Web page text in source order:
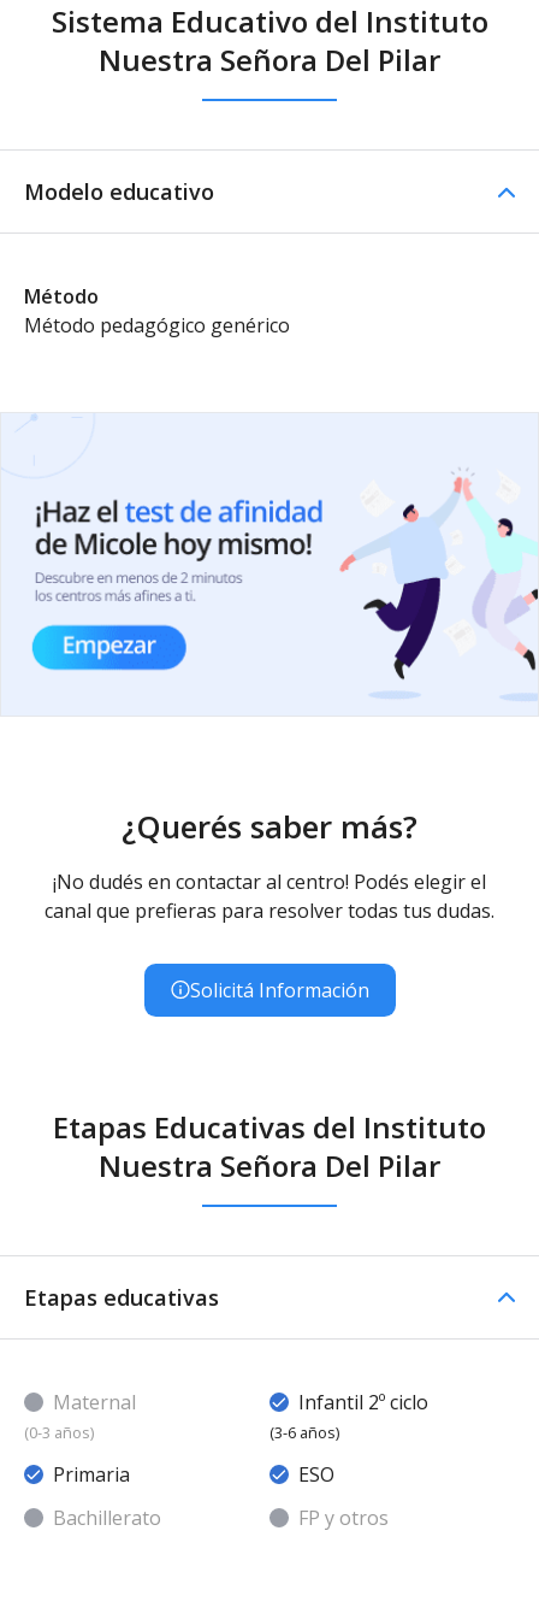
Sistema Educativo del Instituto
Nuestra Señora Del Pilar
Modelo educativo
Método
Método pedagógico genérico
¿Querés saber más?
¡No dudés en contactar al centro! Podés elegir el
canal que prefieras para resolver todas tus dudas.
Solicitá Información
Etapas Educativas del Instituto
Nuestra Señora Del Pilar
Etapas educativas
Maternal
(0-3 años)
Infantil 2º ciclo
(3-6 años)
Primaria
ESO
Bachillerato
FP y otros